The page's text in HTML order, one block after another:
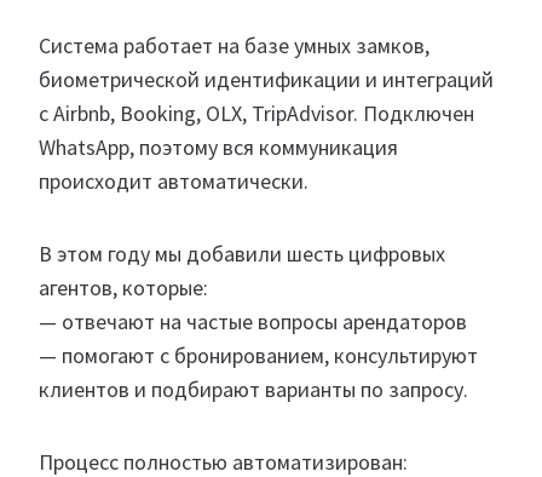
Система работает на базе умных замков,
биометрической идентификации и интеграций
с Airbnb, Booking, OLX, TripAdvisor. Подключен
WhatsApp, поэтому вся коммуникация
происходит автоматически.
В этом году мы добавили шесть цифровых
агентов, которые:
— отвечают на частые вопросы арендаторов
— помогают с бронированием, консультируют
клиентов и подбирают варианты по запросу.
Процесс полностью автоматизирован: